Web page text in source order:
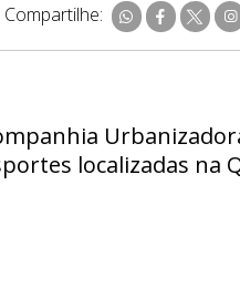
Compartilhe:
localizadas na